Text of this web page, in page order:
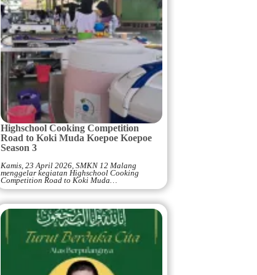
Highschool Cooking Competition
Road to Koki Muda Koepoe Koepoe
Season 3
Kamis, 23 April 2026, SMKN 12 Malang
menggelar kegiatan Highschool Cooking
Competition Road to Koki Muda…